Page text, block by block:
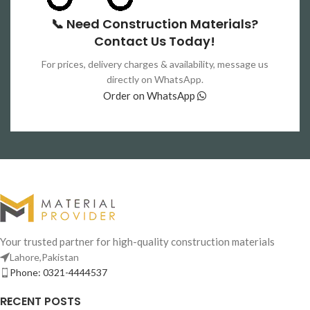
📞 Need Construction Materials?
Contact Us Today!
For prices, delivery charges & availability, message us
directly on WhatsApp.
Order on WhatsApp
Your trusted partner for high-quality construction materials
Lahore,Pakistan
Phone: 0321-4444537
RECENT POSTS